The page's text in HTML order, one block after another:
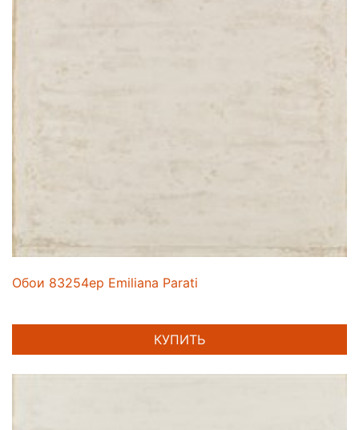
Обои 83254ep Emiliana Parati
КУПИТЬ